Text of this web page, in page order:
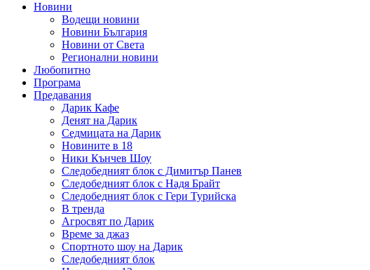
Новини
Водещи новини
Новини България
Новини от Света
Регионални новини
Любопитно
Програма
Предавания
Дарик Кафе
Денят на Дарик
Седмицата на Дарик
Новините в 18
Ники Кънчев Шоу
Следобедният блок с Димитър Панев
Следобедният блок с Надя Брайт
Следобедният блок с Гери Турийска
В тренда
Агросвят по Дарик
Време за джаз
Спортното шоу на Дарик
Следобедният блок